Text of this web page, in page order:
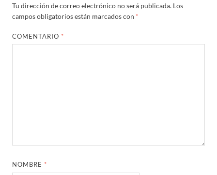
Tu dirección de correo electrónico no será publicada. Los
campos obligatorios están marcados con *
COMENTARIO *
NOMBRE *